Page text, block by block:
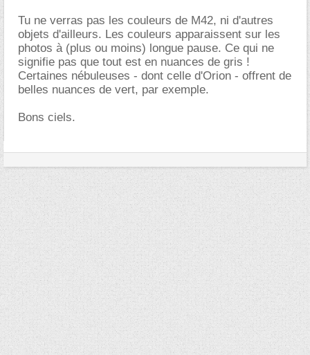
Tu ne verras pas les couleurs de M42, ni d'autres
objets d'ailleurs. Les couleurs apparaissent sur les
photos à (plus ou moins) longue pause. Ce qui ne
signifie pas que tout est en nuances de gris !
Certaines nébuleuses - dont celle d'Orion - offrent de
belles nuances de vert, par exemple.
Bons ciels.